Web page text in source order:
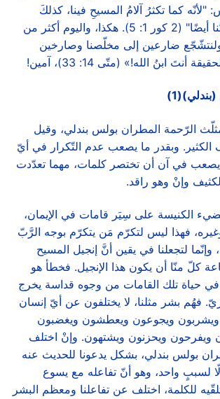
كما تكثرُ آلامُ المسيحِ فينا، كذلكَ
بالمسيحِ تكثرُ تعزيتُنا أيضًا" (2 كور 1: 5). هكذا، واليوم أكثر من
ضارعين إلى مخلّصنا وصارخين
ابنُ الله!» (متّى 14: 33)، آمين!
الرّحمة المطران بولس بندلي، وقيل
وبقدر ما يصعب عدم التّكرار في أيّ
في آن أن تختصر كلمات، مهما تعدّدت
وإنْ وهو راقد.
الكنيسة على سِيَر قامات في الإيمان،
فهذا ليس لتكرّم مَن يتكرّم بوجه الرَّبّ
وإنّما لتجعلنا في يقين أنَّ إنجيل المسيح
كلّ منّا أن يكون هذا الإنجيل. فخطأ هو
في حياة تلك القامات من وجوه قداسة يخرج
فهُم بشر مثلنا، لا يختلفون عن أيّ إنسان
ويشربون ويجوعون ويعطشون ويغضبون
ويفرحون ويحزنون ويشتهون. وإنْ اختلف
بولس بندلي، بشكل يدعونا للحديث عنه
لسببٍ واحد، وهو أنّ تفاعله مع يسوع
للكلمة، اختلف عن تفاعلنا ومعظم البشر